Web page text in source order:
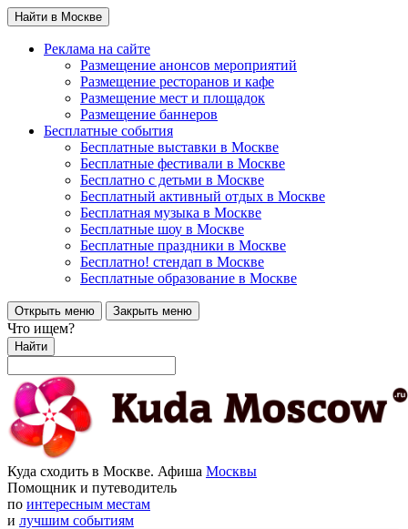
Найти в Москве
Реклама на сайте
Размещение анонсов мероприятий
Размещение ресторанов и кафе
Размещение мест и площадок
Размещение баннеров
Бесплатные события
Бесплатные выставки в Москве
Бесплатные фестивали в Москве
Бесплатно с детьми в Москве
Бесплатный активный отдых в Москве
Бесплатная музыка в Москве
Бесплатные шоу в Москве
Бесплатные праздники в Москве
Бесплатно! стендап в Москве
Бесплатные образование в Москве
Открыть меню Закрыть меню
Что ищем?
Найти
Куда сходить в Москве. Афиша Москвы
Помощник и путеводитель
по интересным местам
и лучшим событиям